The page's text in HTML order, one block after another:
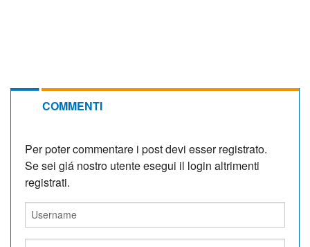
COMMENTI
Per poter commentare i post devi esser registrato.
Se sei giá nostro utente esegui il login altrimenti
registrati.